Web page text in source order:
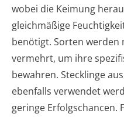
wobei die Keimung
gleichmäßige
benötigt. Sorten werden
vermehrt, um ihre
bewahren. Stecklinge
ebenfalls verwendet
geringe